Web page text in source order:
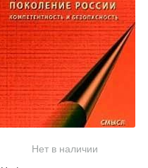
Нет в наличии